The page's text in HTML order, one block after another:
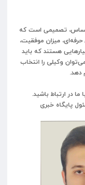
حساس، تصمیمی است که
میزان موفقیت،
هستند که باید
وکیلی را انتخاب
دهد.
در ارتباط باشید.
پایگاه خبری